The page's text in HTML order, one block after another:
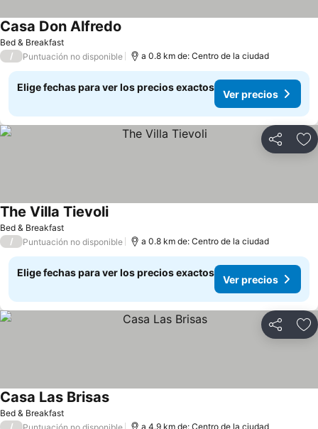
Bed & Breakfast
Casa Don Alfredo
/ Puntuación no disponible a 0.8 km de: Centro de la ciudad
Elige fechas para ver los precios exactos
Ver precios
Compartir
Bed & Breakfast
The Villa Tievoli
/ Puntuación no disponible a 0.8 km de: Centro de la ciudad
Elige fechas para ver los precios exactos
Ver precios
Compartir
Bed & Breakfast
Casa Las Brisas
/ Puntuación no disponible a 4.9 km de: Centro de la ciudad